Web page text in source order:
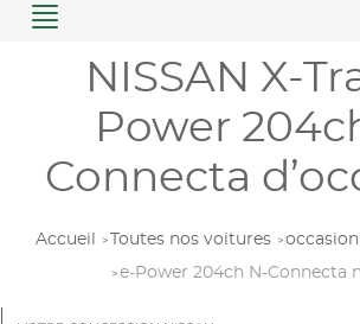
Menu
NISSAN X-
Power
Connecta
Accueil Toutes nos voitures occasion
e-Power 204ch N-Connecta